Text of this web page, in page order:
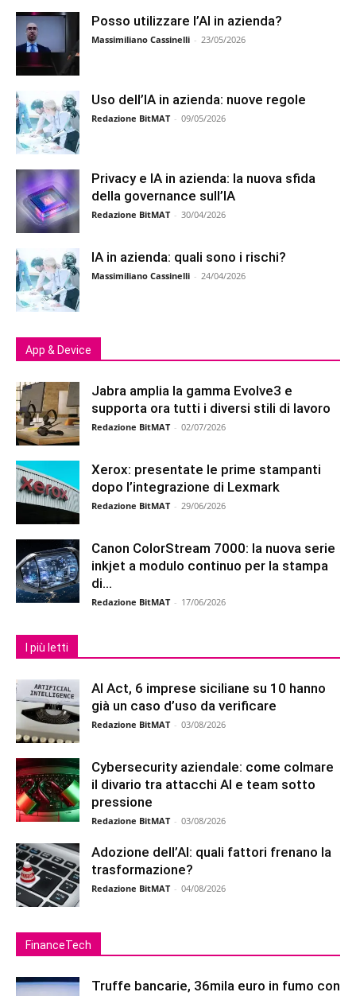
Posso utilizzare l’AI in azienda?
Massimiliano Cassinelli - 23/05/2026
Uso dell’IA in azienda: nuove regole
Redazione BitMAT - 09/05/2026
Privacy e IA in azienda: la nuova sfida
della governance sull’IA
Redazione BitMAT - 30/04/2026
IA in azienda: quali sono i rischi?
Massimiliano Cassinelli - 24/04/2026
App & Device
Jabra amplia la gamma Evolve3 e
supporta ora tutti i diversi stili di lavoro
Redazione BitMAT - 02/07/2026
Xerox: presentate le prime stampanti
dopo l’integrazione di Lexmark
Redazione BitMAT - 29/06/2026
Canon ColorStream 7000: la nuova serie
inkjet a modulo continuo per la stampa
di...
Redazione BitMAT - 17/06/2026
I più letti
AI Act, 6 imprese siciliane su 10 hanno
già un caso d’uso da verificare
Redazione BitMAT - 03/08/2026
Cybersecurity aziendale: come colmare
il divario tra attacchi AI e team sotto
pressione
Redazione BitMAT - 03/08/2026
Adozione dell’AI: quali fattori frenano la
trasformazione?
Redazione BitMAT - 04/08/2026
FinanceTech
Truffe bancarie, 36mila euro in fumo con